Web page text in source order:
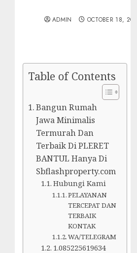
ADMIN OCTOBER 18, 2023
Table of Contents
Bangun Rumah
Jawa Minimalis
Termurah Dan
Terbaik Di PLERET
BANTUL Hanya Di
Sbflashproperty.com
Hubungi Kami
PELAYANAN
TERCEPAT DAN
TERBAIK
KONTAK
WA/TELEGRAM
1.085225619634